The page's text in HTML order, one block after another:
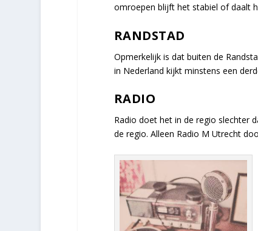
omroepen blijft het stabiel of daalt
RANDSTAD
Opmerkelijk is dat buiten de
in Nederland kijkt minstens een
RADIO
Radio doet het in de regio slechter
de regio. Alleen Radio M Utrecht